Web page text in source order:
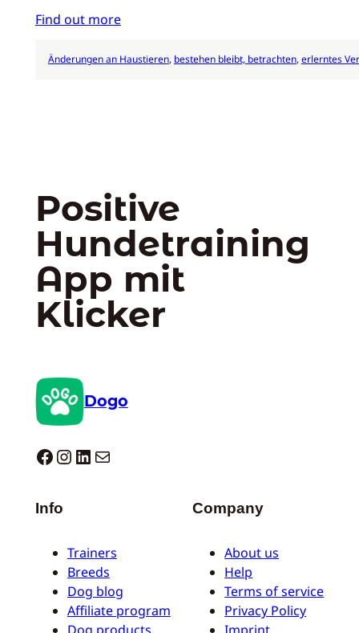
Find out more
Änderungen an Haustieren, bestehen bleibt, betrachten, erlerntes
Positive
Hundetraining
App mit
Klicker
Dogo
Dogo facebook InstagramLinkedIn E-Mail
Info
Trainers
Breeds
Dog blog
Affiliate program
Company
About us
Help
Terms of service
Privacy Policy